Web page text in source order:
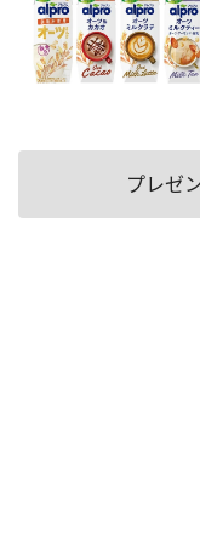
プレゼ